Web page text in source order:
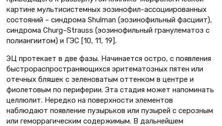
картине мультисистемных эозинофил-ассоциированных
состояний – синдрома Shulman (эозинофильный фасциит),
синдрома Churg–Strauss (эозинофильный гранулематоз с
полиангиитом) и ГЭС [10, 11, 19].
ЭЦ протекает в две фазы. Начинается остро, с появления
быстрораспространяющихся эритематозных пятен или
отечных бляшек с зеленоватым оттенком в центре и
фиолетовым по периферии. Эта стадия может напоминать
целлюлит. Нередко на поверхности элементов
наблюдают появление пузырьков или пузырей с серозным
или геморрагическим содержимым. В дальнейшем